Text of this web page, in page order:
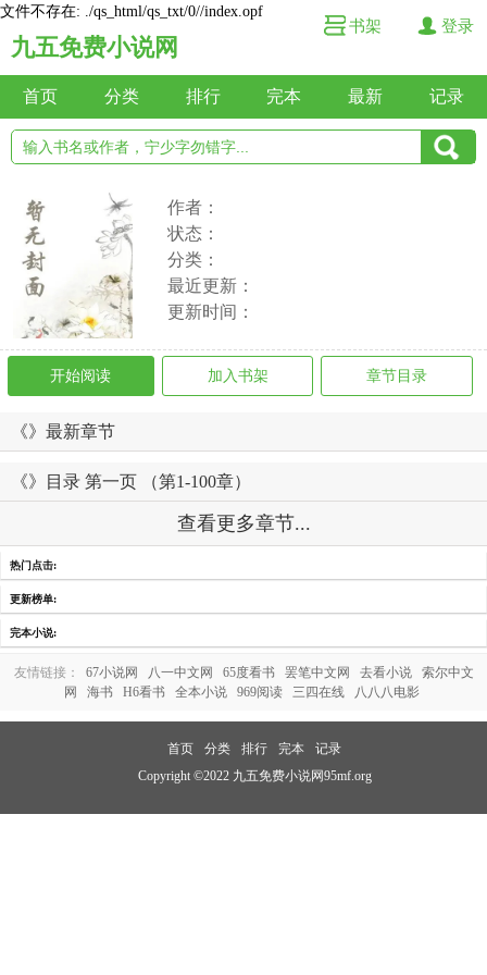
文件不存在: ./qs_html/qs_txt/0//index.opf
九五免费小说网
书架 登录
首页 分类 排行 完本 最新 记录
作者：
状态：
分类：
最近更新：
更新时间：
开始阅读 加入书架 章节目录
《》最新章节
《》目录 第一页 （第1-100章）
查看更多章节...
热门点击:
更新榜单:
完本小说:
友情链接： 67小说网 八一中文网 65度看书 罢笔中文网 去看小说
索尔中文
网
海书 H6看书 全本小说 969阅读 三四在线 八八八电影
首页 分类 排行 完本
记录
Copyright ©2022 九五免费小说网95mf.org